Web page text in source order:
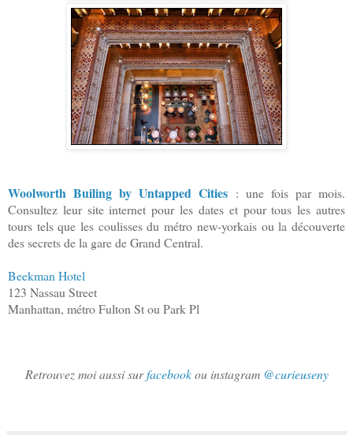
Woolworth Builing by Untapped Cities : une fois par mois.
Consultez leur site internet pour les dates et pour tous les autres
tours tels que les coulisses du métro new-yorkais ou la découverte
des secrets de la gare de Grand Central.
Beekman Hotel
123 Nassau Street
Manhattan, métro Fulton St ou Park Pl
Retrouvez moi aussi surfacebookou instagram @curieuseny